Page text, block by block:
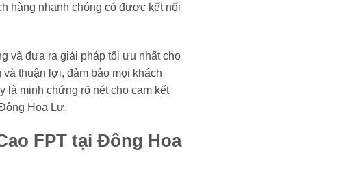
hàng nhanh chóng có được kết nối
và đưa ra giải pháp tối ưu nhất cho
thuận lợi, đảm bảo mọi khách
là minh chứng rõ nét cho cam kết
Hoa Lư.
FPT tại Đông Hoa